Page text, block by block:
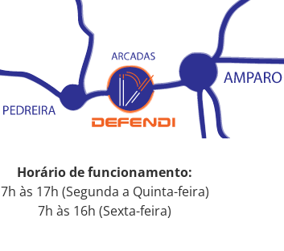
Horário de funcionamento:
7h às 17h (Segunda a Quinta-feira)
7h às 16h (Sexta-feira)